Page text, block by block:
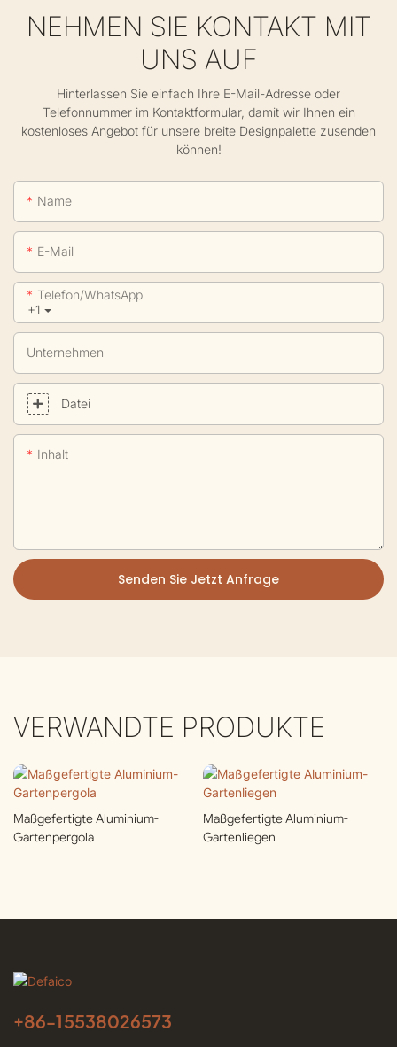
NEHMEN SIE KONTAKT MIT
UNS AUF
Hinterlassen Sie einfach Ihre E-Mail-Adresse oder
Telefonnummer im Kontaktformular, damit wir Ihnen ein
kostenloses Angebot für unsere breite Designpalette zusenden
können!
Name
E-Mail
+1
Telefon/WhatsApp
Unternehmen
Datei
Inhalt
Senden Sie Jetzt Anfrage
VERWANDTE PRODUKTE
Maßgefertigte Aluminium-
Gartenpergola
Maßgefertigte Aluminium-
Gartenliegen
+86-15538026573